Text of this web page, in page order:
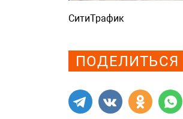
СитиТрафик
ПОДЕЛИТЬСЯ